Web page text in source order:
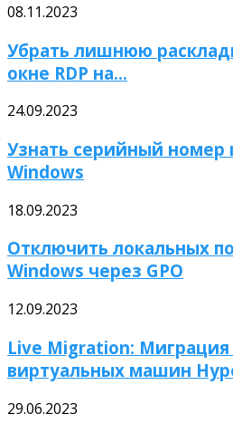
08.11.2023
Убрать лишнюю
окне RDP на...
24.09.2023
Узнать серийный номер
Windows
18.09.2023
Отключить локальных
Windows через GPO
12.09.2023
Live Migration: Миграция
виртуальных машин
29.06.2023